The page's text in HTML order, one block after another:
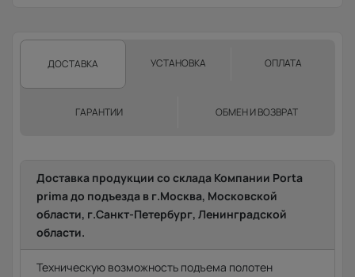
ДОСТАВКА УСТАНОВКА ОПЛАТА
ГАРАНТИИ ОБМЕН И ВОЗВРАТ
Доставка продукции со склада Компании Porta
prima до подъезда в г.Москва, Московской
области, г.Санкт-Петербург, Ленинградской
области.
Техническую возможность подъема полотен